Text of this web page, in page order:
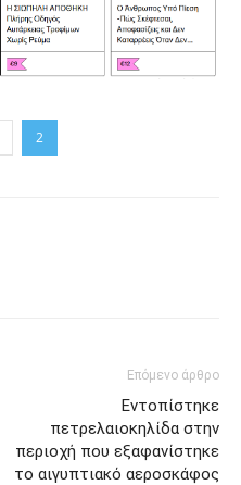
2
Επόμενο άρθρο
Eντοπίστηκε
πετρελαιοκηλίδα στην
περιοχή που εξαφανίστηκε
το αιγυπτιακό αεροσκάφος